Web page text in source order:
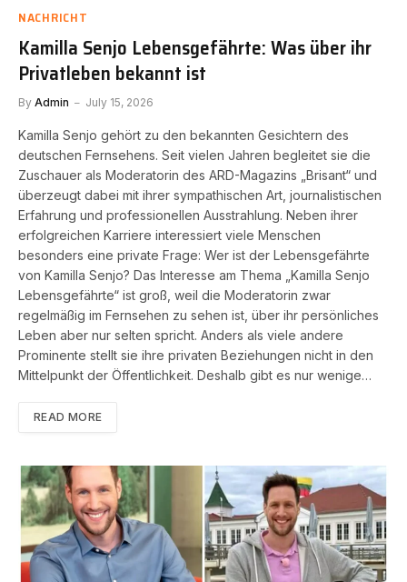
NACHRICHT
Kamilla Senjo Lebensgefährte: Was über ihr
Privatleben bekannt ist
By Admin July 15, 2026
Kamilla Senjo gehört zu den bekannten Gesichtern des
deutschen Fernsehens. Seit vielen Jahren begleitet sie die
Zuschauer als Moderatorin des ARD-Magazins „Brisant“ und
überzeugt dabei mit ihrer sympathischen Art, journalistischen
Erfahrung und professionellen Ausstrahlung. Neben ihrer
erfolgreichen Karriere interessiert viele Menschen
besonders eine private Frage: Wer ist der Lebensgefährte
von Kamilla Senjo? Das Interesse am Thema „Kamilla Senjo
Lebensgefährte“ ist groß, weil die Moderatorin zwar
regelmäßig im Fernsehen zu sehen ist, über ihr persönliches
Leben aber nur selten spricht. Anders als viele andere
Prominente stellt sie ihre privaten Beziehungen nicht in den
Mittelpunkt der Öffentlichkeit. Deshalb gibt es nur wenige…
READ MORE